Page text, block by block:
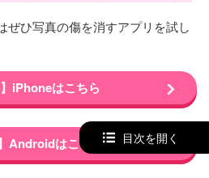
ぜひ写真の傷を消すアプリを試し
】iPhoneはこちら
Androidはこちら 目次を開く